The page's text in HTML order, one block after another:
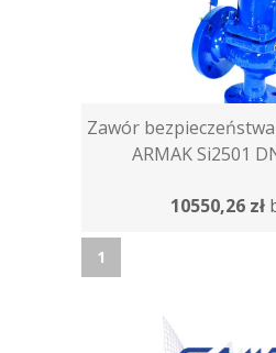
Zawór
ARMAK Si2501
10550,26 zł
1